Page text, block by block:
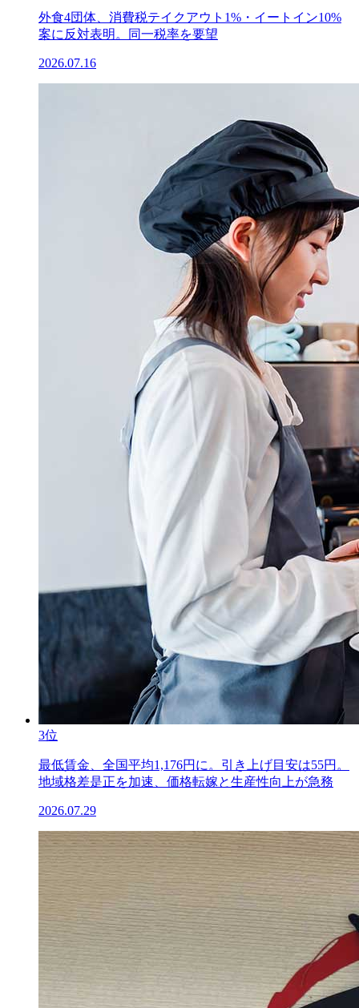
外食4団体、消費税テイクアウト1%・イートイン10%
案に反対表明。同一税率を要望
2026.07.16
3位
最低賃金、全国平均1,176円に。引き上げ目安は55円。
地域格差是正を加速、価格転嫁と生産性向上が急務
2026.07.29